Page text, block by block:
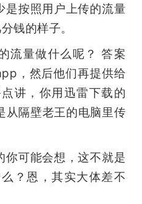
是按照用户上传的流量
钱的样子。
流量做什么呢？ 答案
，然后他们再提供给
讲，你用迅雷下载的
从隔壁老王的电脑里传
你可能会想，这不就是
？恩，其实大体差不